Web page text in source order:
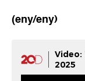
(eny/eny)
Video:
2025